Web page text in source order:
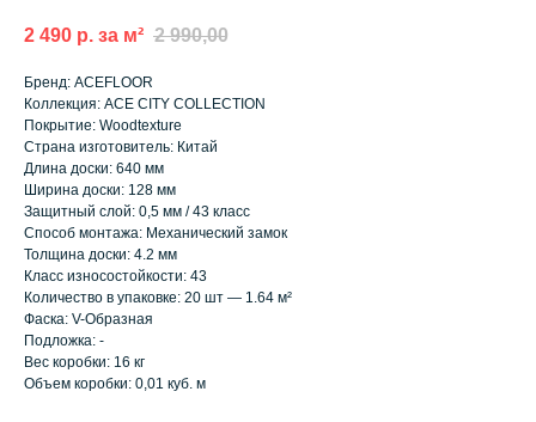
2 490 р. за м² 2 990,00
Бренд: ACEFLOOR
Коллекция: ACE CITY COLLECTION
Покрытие: Woodtexture
Страна изготовитель: Китай
Длина доски: 640 мм
Ширина доски: 128 мм
Защитный слой: 0,5 мм / 43 класс
Способ монтажа: Механический замок
Толщина доски: 4.2 мм
Класс износостойкости: 43
Количество в упаковке: 20 шт — 1.64 м²
Фаска: V-Образная
Подложка: -
Вес коробки: 16 кг
Объем коробки: 0,01 куб. м